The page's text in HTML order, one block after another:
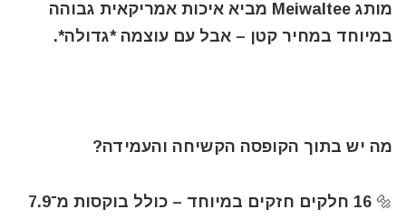
מותג Meiwaltee מביא איכות אמריקאית גבוהה
במיוחד במחיר קטן – אבל עם עוצמה *גדולה*.
מה יש בתוך הקופסה הקשיחה והעמידה?
🔩 16 חלקים חזקים במיוחד – כולל בוקסות מ־7.9